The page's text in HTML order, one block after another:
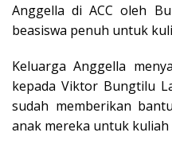
Anggella di ACC oleh
beasiswa penuh untuk
Keluarga Anggella
kepada Viktor Bungtilu
sudah memberikan
anak mereka untuk